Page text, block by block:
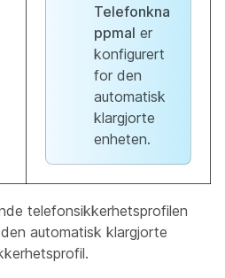
Telefonkna
ppmal er
konfigurert
for den
automatisk
klargjorte
enheten.
telefonsikkerhetsprofilen
automatisk klargjorte